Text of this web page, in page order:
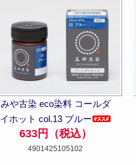
みや古染 eco染料 コールダ
イホット col.13 ブルー
633円（税込）
4901425105102